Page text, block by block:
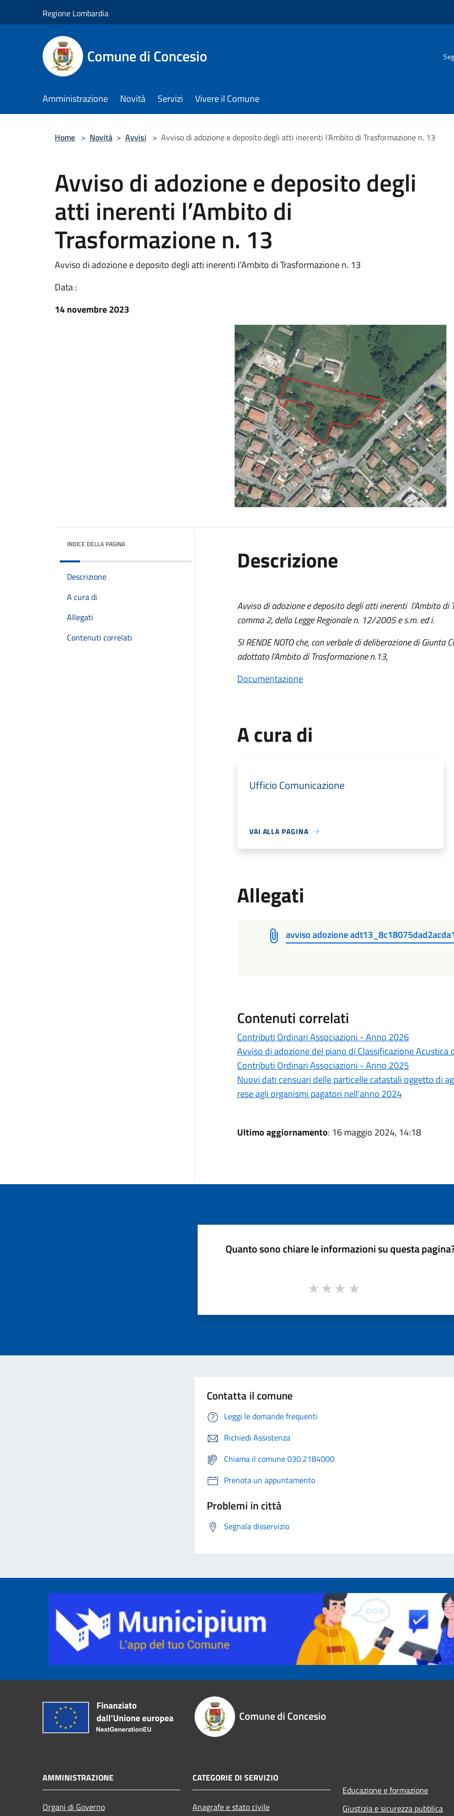
Regione Lombardia
Comune di Concesio
Amministrazione Novità Servizi Vivere il Comune
Home > Novità > Avvisi > Avviso di adozione e deposito degli atti inerenti l’Ambito di Trasformazione n. 13
Avviso di adozione e deposito degli
atti inerenti l’Ambito di
Trasformazione n. 13
Avviso di adozione e deposito degli atti inerenti l’Ambito di Trasformazione n. 13
Data :
14 novembre 2023
INDICE DELLA PAGINA
Descrizione
A cura di
Allegati
Contenuti correlati
Descrizione
Avviso di adozione e deposito degli atti inerenti l’Ambito di
comma 2, della Legge Regionale n. 12/2005 e s.m. ed i.
SI RENDE NOTO che, con verbale di deliberazione di
adottato l’Ambito di Trasformazione n.13,
Documentazione
A cura di
Ufficio Comunicazione
VAI ALLA PAGINA
Allegati
avviso adozione
Contenuti correlati
Contributi Ordinari Associazioni - Anno 2026
Avviso di adozione del piano di Classificazione
Contributi Ordinari Associazioni - Anno 2025
Nuovi dati censuari delle particelle catastali oggetto di
rese agli organismi pagatori nell'anno 2024
Ultimo aggiornamento: 16 maggio 2024, 14:18
Quanto sono chiare le informazioni su questa
Contatta il comune
Leggi le domande frequenti
Richiedi Assistenza
Chiama il comune 030.2184000
Prenota un appuntamento
Problemi in città
Segnala disservizio
Comune di Concesio
AMMINISTRAZIONE
Organi di Governo
CATEGORIE DI SERVIZIO
Anagrafe e stato civile
Educazione e formazione
Giustizia e sicurezza pubblica